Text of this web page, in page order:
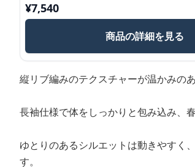
¥7,540
商品の詳細を見る
縦リブ編みのテクスチャーが温かみの
長袖仕様で体をしっかりと包み込み、
ゆとりのあるシルエットは動きやすく
す。